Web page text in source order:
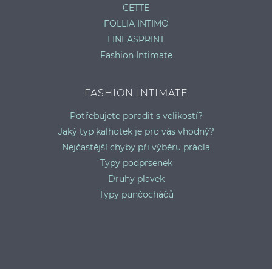
CETTE
FOLLIA INTIMO
LINEASPRINT
Fashion Intimate
FASHION INTIMATE
Potřebujete poradit s velikostí?
Jaký typ kalhotek je pro vás vhodný?
Nejčastější chyby při výběru prádla
Typy podprsenek
Druhy plavek
Typy punčocháčů